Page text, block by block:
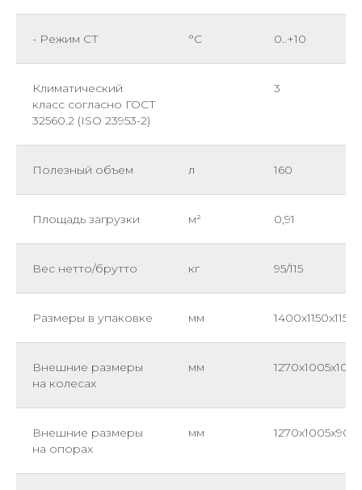
- Режим СТ °C 0..+10
Климатический
класс согласно ГОСТ
32560.2 (ISO 23953-2)
3
Полезный объем л 160
Площадь загрузки м² 0,91
Вес нетто/брутто кг 95/115
Размеры в упаковке мм 1400х1150х1150
Внешние размеры
на колесах
мм
Внешние размеры
на опорах
мм 1270х1005х905